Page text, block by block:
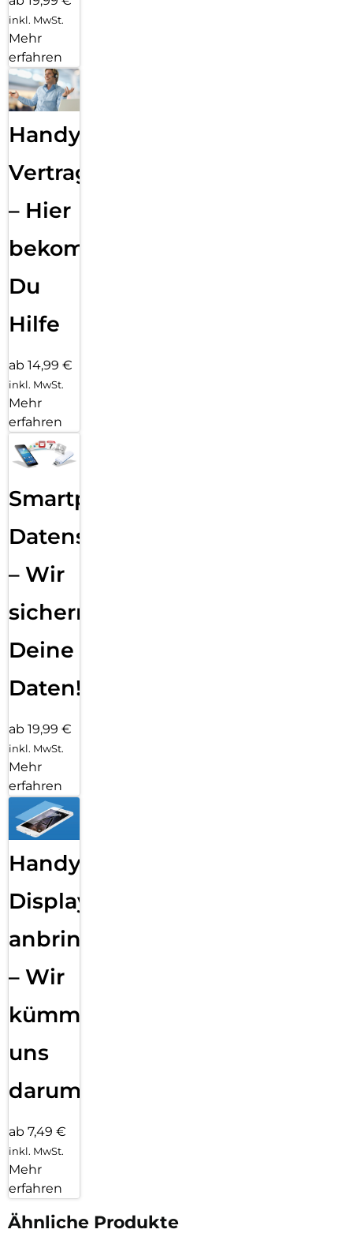
inkl. MwSt.
Mehr
erfahren
Handy
Vertragsabwicklung
– Hier
bekommst
Du
Hilfe
ab 14,99 €
inkl. MwSt.
Mehr
erfahren
Smartphone
Datensicherung
– Wir
sichern
Deine
Daten!
ab 19,99 €
inkl. MwSt.
Mehr
erfahren
Handy
Displayfolie
anbringen
– Wir
kümmern
uns
darum!
ab 7,49 €
inkl. MwSt.
Mehr
erfahren
Ähnliche Produkte